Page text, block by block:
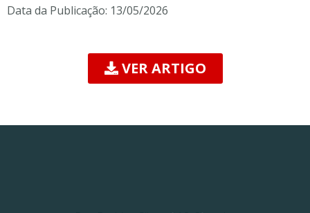
Data da Publicação: 13/05/2026
VER ARTIGO